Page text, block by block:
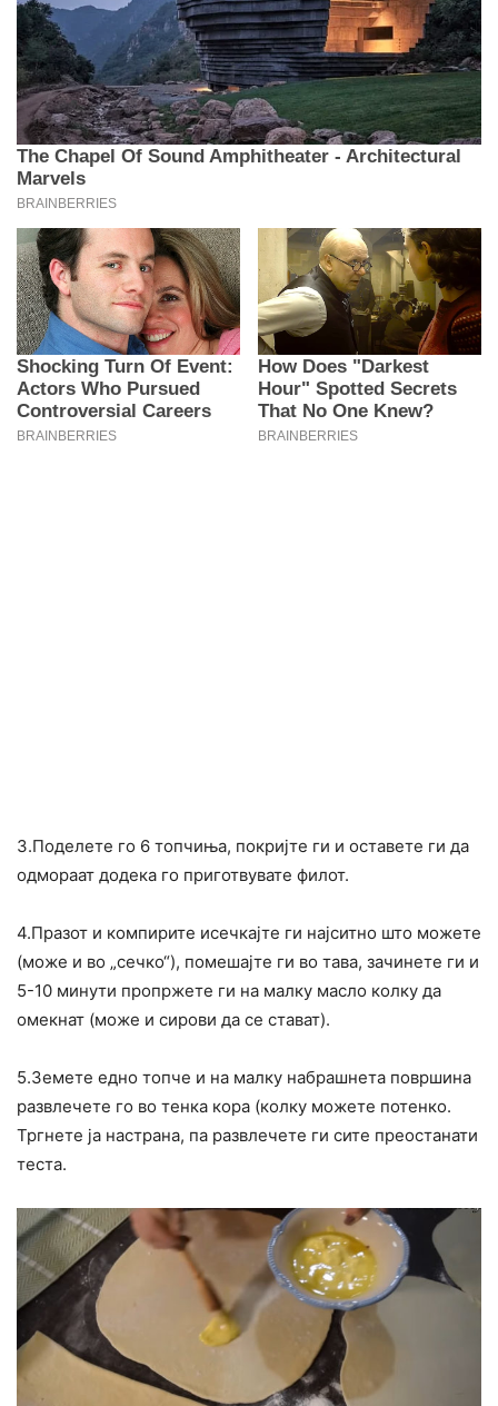
3.Поделете го 6 топчиња, покријте ги и оставете ги да
одмораат додека го приготвувате филот.
4.Празот и компирите исечкајте ги најситно што можете
(може и во „сечко“), помешајте ги во тава, зачинете ги и
5-10 минути пропржете ги на малку масло колку да
омекнат (може и сирови да се стават).
5.Земете едно топче и на малку набрашнета површина
развлечете го во тенка кора (колку можете потенко.
Тргнете ја настрана, па развлечете ги сите преостанати
теста.